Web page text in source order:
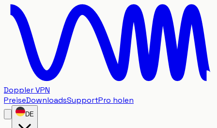
Doppler VPN
PreiseDownloadsSupportPro holen
DE